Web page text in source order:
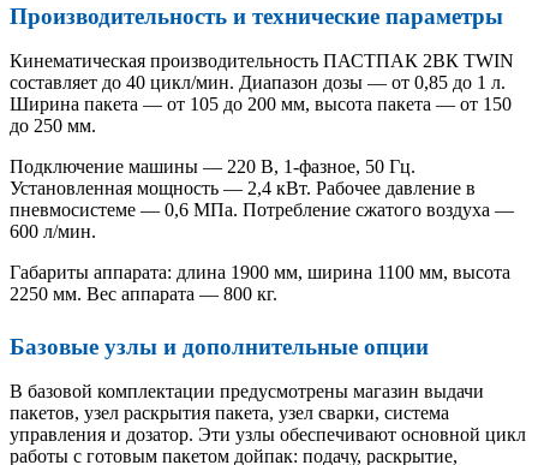
Производительность и технические параметры
Кинематическая производительность ПАСТПАК 2ВК TWIN
составляет до 40 цикл/мин. Диапазон дозы — от 0,85 до 1 л.
Ширина пакета — от 105 до 200 мм, высота пакета — от 150
до 250 мм.
Подключение машины — 220 В, 1-фазное, 50 Гц.
Установленная мощность — 2,4 кВт. Рабочее давление в
пневмосистеме — 0,6 МПа. Потребление сжатого воздуха —
600 л/мин.
Габариты аппарата: длина 1900 мм, ширина 1100 мм, высота
2250 мм. Вес аппарата — 800 кг.
Базовые узлы и дополнительные опции
В базовой комплектации предусмотрены магазин выдачи
пакетов, узел раскрытия пакета, узел сварки, система
управления и дозатор. Эти узлы обеспечивают основной цикл
работы с готовым пакетом дойпак: подачу, раскрытие,